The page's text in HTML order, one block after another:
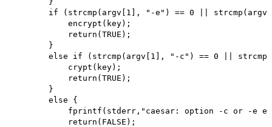
if (strcmp(argv[1], "-e") == 0 ||
            encrypt(key);
            return(TRUE);
        }
else if (strcmp(argv[1], "-c") == 0 ||
            crypt(key);
            return(TRUE);
        }
        else {
fprintf(stderr,"caesar: option -c or -e
            return(FALSE);